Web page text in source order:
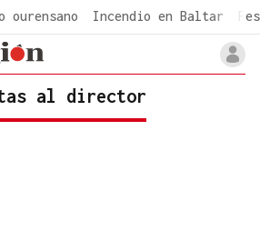
ourensano Incendio en Baltar
al director